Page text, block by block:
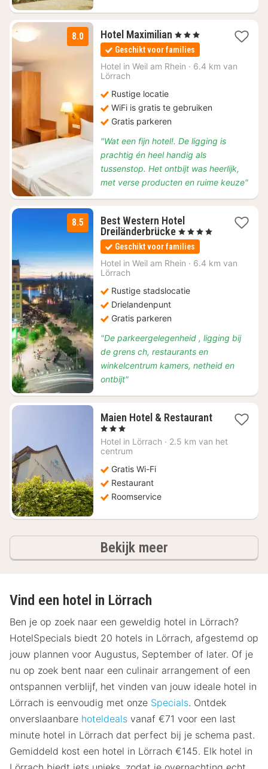
8.0 Hotel Maximilian 1
nacht
vanaf
€
, 3 Sterren
Geschikt voor families
Hotel in Weil am Rhein · 6.4 km van
Lörrach
Rustige locatie
WiFi is gratis te gebruiken
Gratis parkeren
"Wat een fijn hotel!. De ligging is
prachtig én heel handig als
tussenstop. Het ontbijt was heerlijk,
met verse producten en ruime keuze"
8.5
Best Western Hotel
Dreiländerbrücke1
nacht
vanaf
€
, 4 Sterren
Geschikt voor families
Hotel in Weil am Rhein · 6.4 km van
Lörrach
Rustige stadslocatie
Drielandenpunt
Gratis parkeren
"De parkeergelegenheid , ligging bij
de grens ch, restaurants en
winkelcentrum kamers, netheid en
ontbijt"
Maien Hotel & Restaurant
1
nacht
vanaf
111,52
, 3 Sterren
Hotel in Lörrach · 2.5 km van het
centrum
Gratis Wi-Fi
Restaurant
Roomservice
Bekijk meerhotels
Vind een hotel in Lörrach
Ben je op zoek naar een geweldig hotel in Lörrach?
HotelSpecials biedt 20 hotels in Lörrach, afgestemd op
jouw plannen voor Augustus, September of later. Of je
nu op zoek bent naar een culinair arrangement of een
ontspannen verblijf, het vinden van jouw ideale hotel in
Lörrach is eenvoudig met onze Specials. Ontdek
onverslaanbare hoteldeals vanaf €71 voor een last
minute hotel in Lörrach dat perfect bij je schema past.
Gemiddeld kost een hotel in Lörrach €145. Elk hotel in